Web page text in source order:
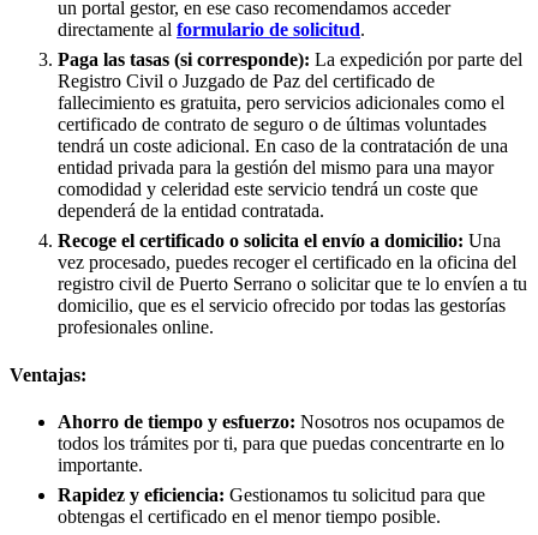
un portal gestor, en ese caso recomendamos acceder
directamente al formulario de solicitud.
Paga las tasas (si corresponde): La expedición por parte del
Registro Civil o Juzgado de Paz del certificado de
fallecimiento es gratuita, pero servicios adicionales como el
certificado de contrato de seguro o de últimas voluntades
tendrá un coste adicional. En caso de la contratación de una
entidad privada para la gestión del mismo para una mayor
comodidad y celeridad este servicio tendrá un coste que
dependerá de la entidad contratada.
Recoge el certificado o solicita el envío a domicilio: Una
vez procesado, puedes recoger el certificado en la oficina del
registro civil de Puerto Serrano o solicitar que te lo envíen a tu
domicilio, que es el servicio ofrecido por todas las gestorías
profesionales online.
Ventajas:
Ahorro de tiempo y esfuerzo: Nosotros nos ocupamos de
todos los trámites por ti, para que puedas concentrarte en lo
importante.
Rapidez y eficiencia: Gestionamos tu solicitud para que
obtengas el certificado en el menor tiempo posible.